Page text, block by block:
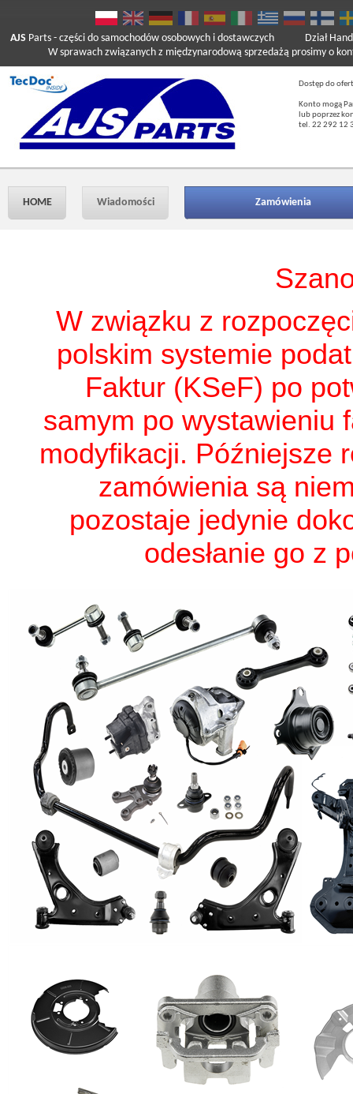
AJS Parts - części do samochodów osobowych i dostawczych
W sprawach związanych z międzynarodową sprzedażą prosimy o
Dział
Dostęp do
Konto mogą
lub poprzez
tel. 22 292 12
HOME Wiadomości Zamówienia
W związku z
polskim systemie
Faktur (KSeF) po
samym po wystawieniu
modyfikacji. Późniejsze
zamówienia są
pozostaje jedynie
odesłanie go z